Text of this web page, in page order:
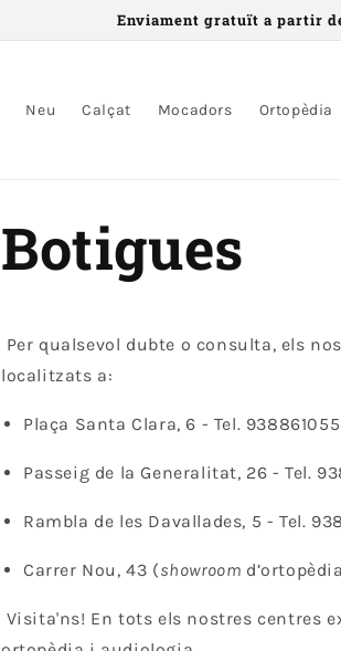
Enviament gratuït a partir
Neu Calçat Mocadors Ortopèdia
Botigues
Per qualsevol dubte o consulta, els
localitzats a:
Plaça Santa Clara, 6 - Tel. 938861055
Passeig de la Generalitat, 26 - Tel.
Rambla de les Davallades, 5 - Tel.
Carrer Nou, 43 (showroom
Visita'ns! En tots els nostres centres